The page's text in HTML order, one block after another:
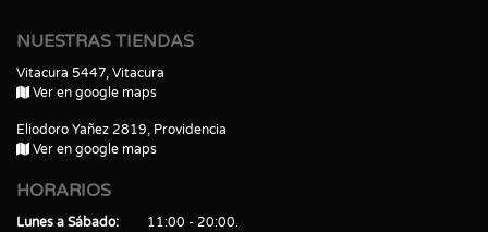
NUESTRAS TIENDAS
Vitacura 5447, Vitacura
Ver en google maps
Eliodoro Yañez 2819, Providencia
Ver en google maps
HORARIOS
Lunes a Sábado
11:00 - 20:00